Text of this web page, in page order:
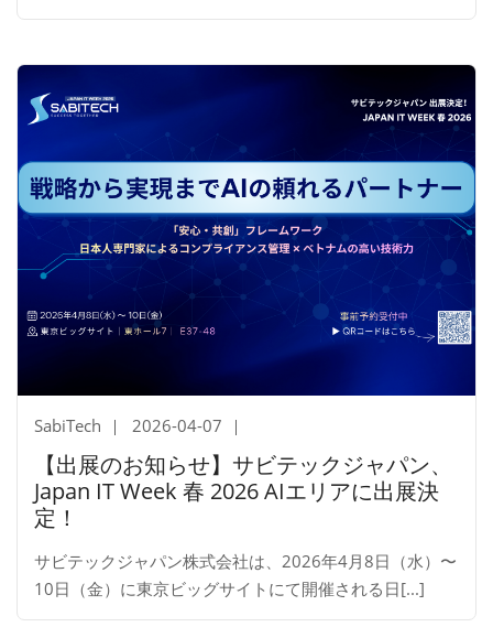
SabiTech 2026-04-07
【出展のお知らせ】サビテックジャパン、
Japan IT Week 春 2026 AIエリアに出展決
定！
サビテックジャパン株式会社は、2026年4月8日（水）〜
10日（金）に東京ビッグサイトにて開催される日[...]